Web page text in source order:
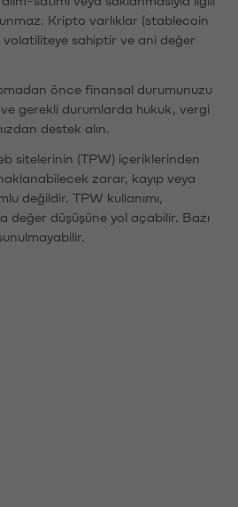
Kripto varlıklar (stablecoin
volatiliteye sahiptir ve ani değer
önce finansal durumunuzu
gerekli durumlarda hukuk, vergi
destek alın.
sitelerinin (TPW) içeriklerinden
zarar, kayıp veya
değildir. TPW kullanımı,
değer düşüşüne yol açabilir. Bazı